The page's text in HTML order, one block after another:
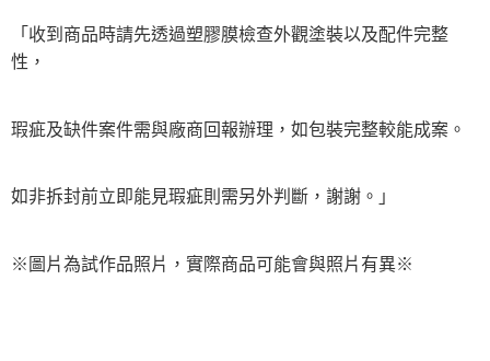
「收到商品時請先透過塑膠膜檢查外觀塗裝以及配件完整
性，
瑕疵及缺件案件需與廠商回報辦理，如包裝完整較能成案。
如非拆封前立即能見瑕疵則需另外判斷，謝謝。」
※圖片為試作品照片，實際商品可能會與照片有異※